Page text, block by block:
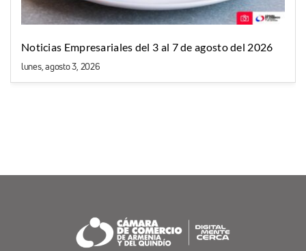
Noticias Empresariales del 3 al 7 de agosto del 2026
lunes, agosto 3, 2026